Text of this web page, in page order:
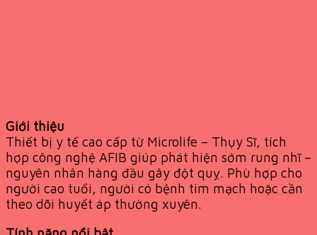
Giới thiệu
Thiết bị y tế cao cấp từ Microlife – Thụy Sĩ, tích
hợp công nghệ AFIB giúp phát hiện sớm rung nhĩ –
nguyên nhân hàng đầu gây đột quỵ. Phù hợp cho
người cao tuổi, người có bệnh tim mạch hoặc cần
theo dõi huyết áp thường xuyên.